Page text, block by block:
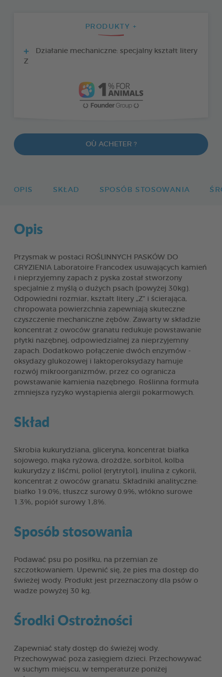
PRODUKTY +
Działanie mechaniczne: specjalny kształt litery
Z
OÙ ACHETER ?
OPIS SKŁAD SPOSÓB STOSOWANIA
Opis
Przysmak w postaci ROŚLINNYCH PASKÓW DO
GRYZIENIA Laboratoire Francodex usuwających kamień
i nieprzyjemny zapach z pyska został stworzony
specjalnie z myślą o dużych psach (powyżej 30kg).
Odpowiedni rozmiar, kształt litery „Z” i ścierająca,
chropowata powierzchnia zapewniają skuteczne
czyszczenie mechaniczne zębów. Zawarty w składzie
koncentrat z owoców granatu redukuje powstawanie
płytki nazębnej, odpowiedzialnej za nieprzyjemny
zapach. Dodatkowo połączenie dwóch enzymów -
oksydazy glukozowej i laktoperoksydazy hamuje
rozwój mikroorganizmów, przez co ogranicza
powstawanie kamienia nazębnego. Roślinna formuła
zmniejsza ryzyko wystąpienia alergii pokarmowych.
Skład
Skrobia kukurydziana, gliceryna, koncentrat białka
sojowego, mąka ryżowa, drożdże, sorbitol, kolba
kukurydzy z liśćmi, poliol (erytrytol), inulina z cykorii,
koncentrat z owoców granatu. Składniki analityczne:
białko 19.0%, tłuszcz surowy 0.9%, włókno surowe
1.3%, popiół surowy 1,8%.
Sposób stosowania
Podawać psu po posiłku, na przemian ze
szczotkowaniem. Upewnić się, że pies ma dostęp do
świeżej wody. Produkt jest przeznaczony dla psów o
wadze powyżej 30 kg.
Środki Ostrożności
Zapewniać stały dostęp do świeżej wody.
Przechowywać poza zasięgiem dzieci. Przechowywać
w suchym miejscu, w temperaturze poniżej